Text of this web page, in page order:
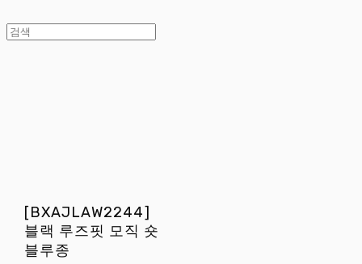
[BXAJLAW2244]
블랙 루즈핏 모직 숏
블루종